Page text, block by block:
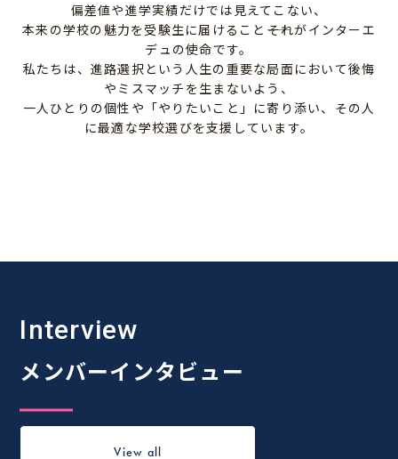
偏差値や進学実績だけでは見えてこない、
本来の学校の魅力を受験生に届けること――それがインターエ
デュの使命です。
私たちは、進路選択という人生の重要な局面において後悔
やミスマッチを生まないよう、
一人ひとりの個性や「やりたいこと」に寄り添い、その人
に最適な学校選びを支援しています。
Interview
メンバーインタビュー
View all